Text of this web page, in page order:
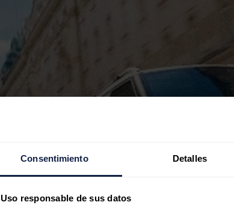
Consentimiento Detalles
Uso responsable de sus datos